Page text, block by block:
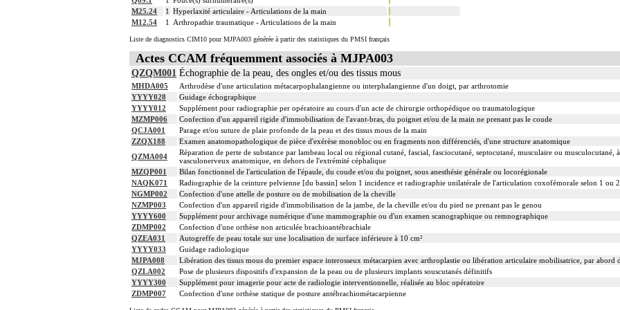
13
La réduction d'une luxation, par abord direct inclut la réparation de l'appareil capsuloligamentaire de l'articulation par suture ou
et/ou la contention par appareillage rigide externe.
13
L'ostéotomie inclut l'ostéosynthèse et/ou la contention par appareillage externe.
13
L'ostéosynthèse d'une fracture inclut sa réduction simultanée et sa contention par appareillage externe.
13
La réduction orthopédique extemporanée d'une luxation inclut la contention par confection d'un appareillage rigide externe, ou la
13
La réduction orthopédique extemporanée d'une fracture inclut la contention par confection d'un appareillage rigide externe.
Comprend : réduction orthopédique itérative de fracture, avec gypsotomie de réaxation
13
Tout acte thérapeutique, par arthroscopie inclut le nettoyage de l'articulation traitée.
13
Toute arthrotomie inclut l'arthroscopie peropératoire éventuelle.
13
Facturation : lors de l'association d'une réduction de luxation et d'une réduction de fracture de l'épiphyse adjacente un seul acte peut être
M25.24
1 Hyperlaxité articulaire - Articulations de la main
M12.54
1 Arthropathie traumatique - Articulations de la main
Liste de diagnostics CIM10 pour MJPA003 générée à partir des statistiques du PMSI français
Actes CCAM fréquemment associés à MJPA003
QZQM001 Échographie de la peau, des ongles et/ou des tissus mous
MHDA005
Arthrodèse d'une articulation métacarpophalangienne ou interphalangienne d'un doigt, par arthrotomie
YYYY028
Guidage échographique
YYYY012
Supplément pour radiographie per opératoire au cours d'un acte de chirurgie orthopédique ou traumatologique
MZMP006
Confection d'un appareil rigide d'immobilisation de l'avant-bras, du poignet et/ou de la main ne prenant pas le coude
QCJA001
Parage et/ou suture de plaie profonde de la peau et des tissus mous de la main
ZZQX188
Examen anatomopathologique de pièce d'exérèse monobloc ou en fragments non différenciés, d'une structure anatomique
QZMA004
Réparation de perte de substance par lambeau local ou régional cutané, fascial, fasciocutané, septocutané, musculaire ou musculocutané,
vasculonerveux anatomique, en dehors de l'extrémité céphalique
MZQP001
Bilan fonctionnel de l'articulation de l'épaule, du coude et/ou du poignet, sous anesthésie générale ou locorégionale
NAQK071
Radiographie de la ceinture pelvienne [du bassin] selon 1 incidence et radiographie unilatérale de l'articulation coxofémorale selon 1 ou
NGMP002
Confection d'une attelle de posture ou de mobilisation de la cheville
NZMP003
Confection d'un appareil rigide d'immobilisation de la jambe, de la cheville et/ou du pied ne prenant pas le genou
YYYY600
Supplément pour archivage numérique d'une mammographie ou d'un examen scanographique ou remnographique
ZDMP002
Confection d'une orthèse non articulée brachioantébrachiale
QZEA031
Autogreffe de peau totale sur une localisation de surface inférieure à 10 cm²
YYYY033
Guidage radiologique
MJPA008
Libération des tissus mous du premier espace interosseux métacarpien avec arthroplastie ou libération articulaire mobilisatrice, par abord
QZLA002
Pose de plusieurs dispositifs d'expansion de la peau ou de plusieurs implants souscutanés définitifs
YYYY300
Supplément pour imagerie pour acte de radiologie interventionnelle, réalisée au bloc opératoire
ZDMP007
Confection d'une orthèse statique de posture antébrachiométacarpienne